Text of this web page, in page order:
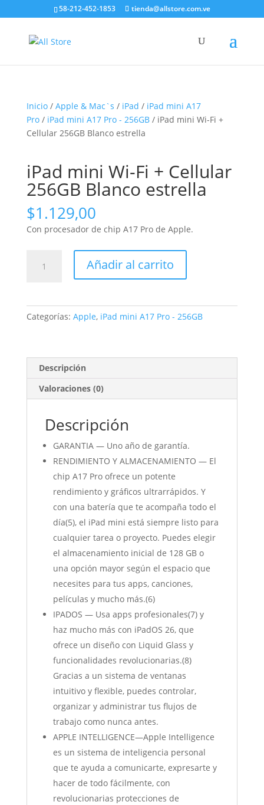
58-212-452-1853 tienda@allstore.com.ve
Inicio/ Apple & Mac`s / iPad / iPad mini A17
Pro/ iPad mini A17 Pro - 256GB/ iPad mini Wi-Fi +
Cellular 256GB Blanco estrella
iPad mini Wi-Fi + Cellular
256GB Blanco estrella
$1.129,00
Con procesador de chip A17 Pro de Apple.
Cellular
estrella
cantidad
Añadir al carrito
Categorías: Apple, iPad mini A17 Pro - 256GB
Descripción
Valoraciones (0)
Descripción
GARANTIA — Uno año de garantía.
RENDIMIENTO Y ALMACENAMIENTO — El
chip A17 Pro ofrece un potente
rendimiento y gráficos ultrarrápidos. Y
con una batería que te acompaña todo el
día(5), el iPad mini está siempre listo para
cualquier tarea o proyecto. Puedes elegir
el almacenamiento inicial de 128 GB o
una opción mayor según el espacio que
necesites para tus apps, canciones,
películas y mucho más.(6)
IPADOS — Usa apps profesionales(7) y
haz mucho más con iPadOS 26, que
ofrece un diseño con Liquid Glass y
funcionalidades revolucionarias.(8)
Gracias a un sistema de ventanas
intuitivo y flexible, puedes controlar,
organizar y administrar tus flujos de
trabajo como nunca antes.
APPLE INTELLIGENCE—Apple Intelligence
es un sistema de inteligencia personal
que te ayuda a comunicarte, expresarte y
hacer de todo fácilmente, con
revolucionarias protecciones de